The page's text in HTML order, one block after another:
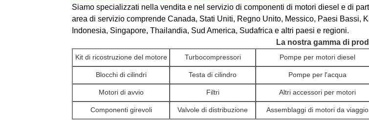
Siamo specializzati nella vendita e nel servizio di componenti di motori diesel e di
area di servizio comprende Canada, Stati Uniti, Regno Unito, Messico, Paesi Bassi,
Indonesia, Singapore, Thailandia, Sud America, Sudafrica e altri paesi e regioni.
La nostra gamma di
Kit di ricostruzione del motore Turbocompressori Pompe per motori diesel
Blocchi di cilindri Testa di cilindro Pompe per l'acqua
Motori di avvio Filtri Altri accessori per motori
Componenti girevoli Valvole di distribuzione Assemblaggi di motori da viaggio